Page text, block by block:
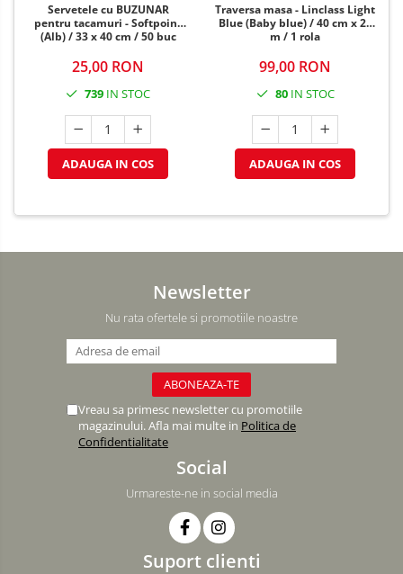
Servetele cu BUZUNAR
pentru tacamuri - Softpoint
(Alb) / 33 x 40 cm / 50 buc
25,00 RON
739 IN STOC
ADAUGA IN COS
Traversa masa - Linclass Light
Blue (Baby blue) / 40 cm x 24
m / 1 rola
99,00 RON
80IN STOC
ADAUGA IN COS
Newsletter
Nu rata ofertele si promotiile noastre
Vreau sa primesc newsletter cu promotiile
magazinului. Afla mai multe in Politica de
Confidentialitate
Social
Urmareste-ne in social media
Suport clienti